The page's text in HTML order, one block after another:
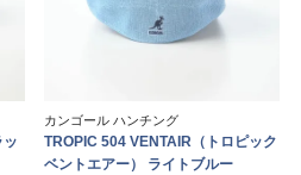
カンゴール ハンチング
TROPIC 504 VENTAIR（トロピック
ベントエアー） ライトブルー